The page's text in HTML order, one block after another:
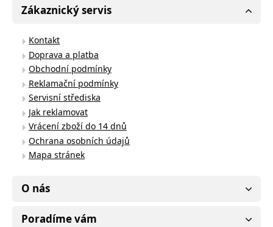
Zákaznický servis
Kontakt
Doprava a platba
Obchodní podmínky
Reklamační podmínky
Servisní střediska
Jak reklamovat
Vrácení zboží do 14 dnů
Ochrana osobních údajů
Mapa stránek
O nás
Poradíme vám